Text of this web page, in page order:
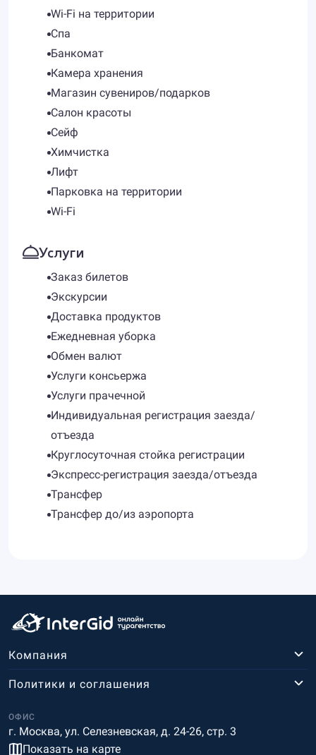
Wi-Fi на территории
Спа
Банкомат
Камера хранения
Магазин сувениров/подарков
Салон красоты
Сейф
Химчистка
Лифт
Парковка на территории
Wi-Fi
Услуги
Заказ билетов
Экскурсии
Доставка продуктов
Ежедневная уборка
Обмен валют
Услуги консьержа
Услуги прачечной
Индивидуальная регистрация заезда/
отъезда
Круглосуточная стойка регистрации
Экспресс-регистрация заезда/отъезда
Трансфер
Трансфер до/из аэропорта
Компания
ОФИС
г. Москва, ул. Селезневская, д. 24-26, стр. 3
Показать на карте
Политики и соглашения